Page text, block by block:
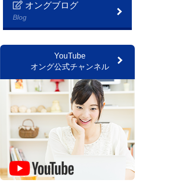
オングブログ
Blog
YouTube
オング公式チャンネル